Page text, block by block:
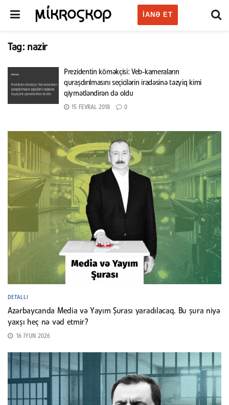
IANƏ ET
Tag: nazir
Prezidentin köməkçisi: Veb-kameraların
quraşdırılmasını seçicilərin iradəsinə təzyiq kimi
qiymətləndirən də oldu
15 FEVRAL 2018 0
DETALLI
Azərbaycanda Media və Yayım Şurası yaradılacaq. Bu şura niyə
yaxşı heç nə vəd etmir?
16 İYUN 2026